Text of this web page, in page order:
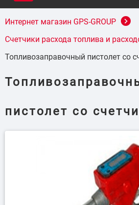
Интернет магазин GPS-GROUP
Счетчики расхода топлива и
Топливозаправочный пистолет со
пистолет со